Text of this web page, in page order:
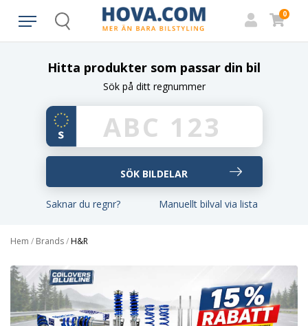
Search
0
Hitta produkter som passar din bil
Sök på ditt regnummer
Saknar du regnr? Manuellt bilval via lista
Hem / Brands/H&R